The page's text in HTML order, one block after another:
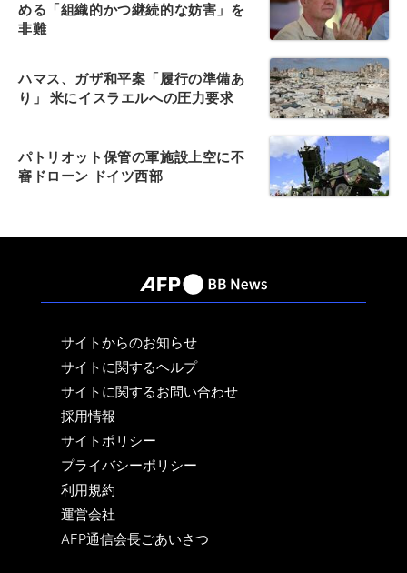
める「組織的かつ継続的な妨害」を
非難
ハマス、ガザ和平案「履行の準備あ
り」 米にイスラエルへの圧力要求
パトリオット保管の軍施設上空に不
審ドローン ドイツ西部
サイトからのお知らせ
サイトに関するヘルプ
サイトに関するお問い合わせ
採用情報
サイトポリシー
プライバシーポリシー
利用規約
運営会社
AFP通信会長ごあいさつ